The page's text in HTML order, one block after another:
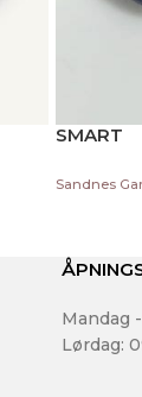
SMART
Sandnes
Mandag
Lørdag: